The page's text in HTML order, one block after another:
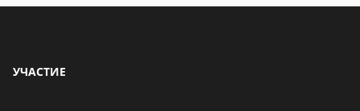
УЧАСТИЕ